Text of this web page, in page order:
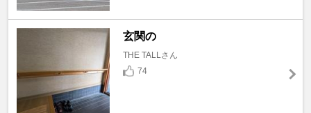
玄関の
THE TALLさん
74